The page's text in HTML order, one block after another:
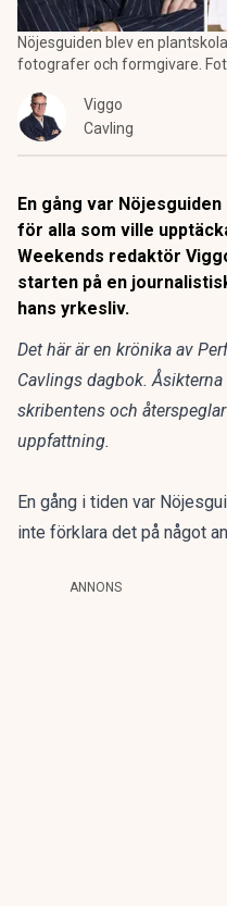
Nöjesguiden blev en
fotografer och formgivare.
Viggo
Cavling
En gång var
för alla som ville
Weekends redaktör
starten på en
hans yrkesliv.
Det här är en krönika av
Cavlings dagbok.
skribentens och
uppfattning.
En gång i tiden var
inte förklara det på något
ANNONS